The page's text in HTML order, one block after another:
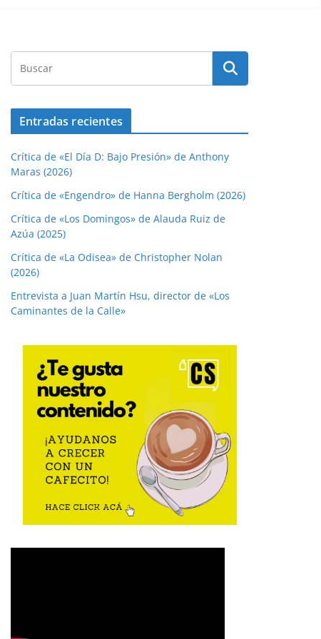
Entradas recientes
Crítica de «El Día D: Bajo Presión» de Anthony
Maras (2026)
Crítica de «Engendro» de Hanna Bergholm (2026)
Crítica de «Los Domingos» de Alauda Ruiz de
Azúa (2025)
Crítica de «La Odisea» de Christopher Nolan
(2026)
Entrevista a Juan Martín Hsu, director de «Los
Caminantes de la Calle»